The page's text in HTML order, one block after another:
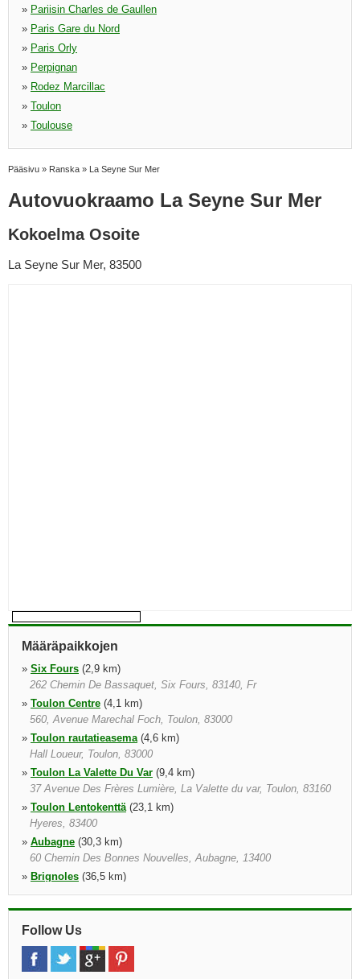
» Pariisin Charles de Gaullen
» Paris Gare du Nord
» Paris Orly
» Perpignan
» Rodez Marcillac
» Toulon
» Toulouse
Pääsivu » Ranska » La Seyne Sur Mer
Autovuokraamo La Seyne Sur Mer
Kokoelma Osoite
La Seyne Sur Mer, 83500
Määräpaikkojen
» Six Fours (2,9 km)
262 Chemin De Bassaquet, Six Fours, 83140, Fr
» Toulon Centre (4,1 km)
560, Avenue Marechal Foch, Toulon, 83000
» Toulon rautatieasema(4,6 km)
Hall Loueur, Toulon, 83000
» Toulon La Valette Du Var (9,4 km)
37 Avenue Des Frères Lumière, La Valette du var, Toulon, 83160
» Toulon Lentokenttä(23,1 km)
Hyeres, 83400
» Aubagne (30,3 km)
60 Chemin Des Bonnes Nouvelles, Aubagne, 13400
» Brignoles (36,5 km)
Brignoles, 83170
»Saint Maximin La Sainte Baume(39,0 km)
594 Avenue Des Cinq Ponts, Saint Maximin La Sainte Baume,
Follow Us